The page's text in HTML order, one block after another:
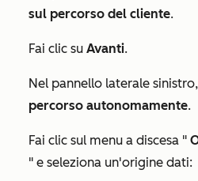
sul percorso del cliente.
Fai clic su Avanti.
Nel pannello laterale
percorso autonomamente.
Fai clic sul menu a discesa "
" e seleziona un'origine dati: